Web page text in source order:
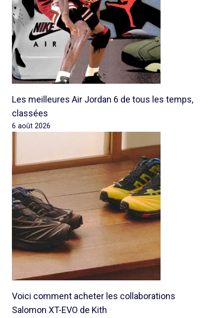
Les meilleures Air Jordan 6 de tous les temps,
classées
6 août 2026
Voici comment acheter les collaborations
Salomon XT-EVO de Kith